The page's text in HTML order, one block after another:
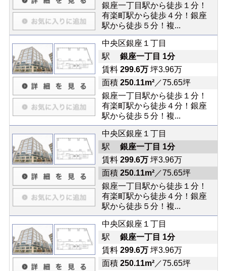
銀座一丁目駅から徒歩１分！
有楽町駅から徒歩４分！銀座
駅から徒歩５分！複...
中央区銀座１丁目
駅 銀座一丁目 1分
賃料 299.6万坪3.96万
面積 250.11m²／75.65坪
銀座一丁目駅から徒歩１分！
有楽町駅から徒歩４分！銀座
駅から徒歩５分！複...
中央区銀座１丁目
駅 銀座一丁目 1分
賃料 299.6万坪3.96万
面積 250.11m²／75.65坪
銀座一丁目駅から徒歩１分！
有楽町駅から徒歩４分！銀座
駅から徒歩５分！複...
中央区銀座１丁目
駅 銀座一丁目 1分
賃料 299.6万坪3.96万
面積 250.11m²／75.65坪